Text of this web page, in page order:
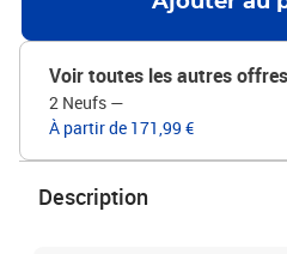
Voir toutes les autres offres
2 Neufs —
À partir de 171,99 €
Description